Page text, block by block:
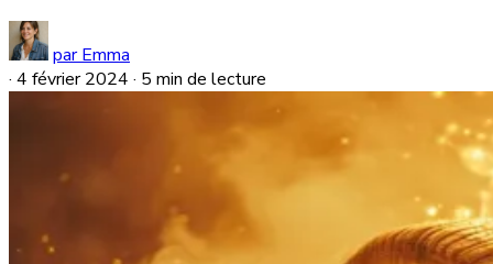
par Emma
· 4 février 2024 · 5 min de lecture